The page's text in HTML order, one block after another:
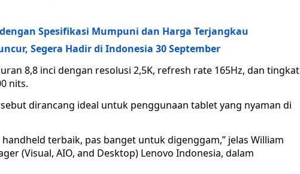
Spesifikasi Mumpuni dan Harga Terjangkau
Segera Hadir di Indonesia 30 September
8,8 inci dengan resolusi 2,5K, refresh rate 165Hz, dan tingkat
nits.
dirancang ideal untuk penggunaan tablet yang nyaman di
terbaik, pas banget untuk digenggam,” jelas William
(Visual, AIO, and Desktop) Lenovo Indonesia, dalam